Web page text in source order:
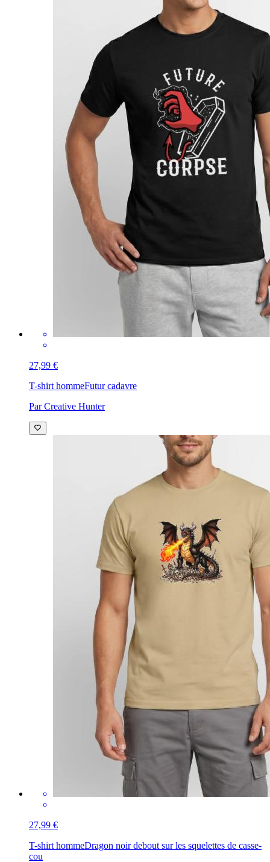
27,99 €
T-shirt hommeFutur cadavre
Par Creative Hunter
27,99 €
T-shirt hommeDragon noir debout sur les squelettes de casse-
cou